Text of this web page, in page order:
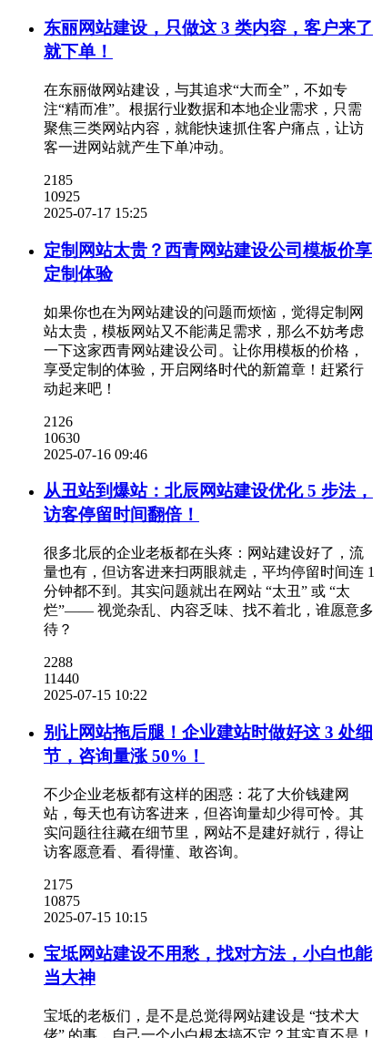
东丽网站建设，只做这 3 类内容，客户来了
就下单​！
在东丽做网站建设，与其追求“大而全”，不如专
注“精而准”。根据行业数据和本地企业需求，只需
聚焦三类网站内容，就能快速抓住客户痛点，让访
客一进网站就产生下单冲动。
2185
10925
2025-07-17 15:25
定制网站太贵？西青网站建设公司模板价享
定制体验
如果你也在为网站建设的问题而烦恼，觉得定制网
站太贵，模板网站又不能满足需求，那么不妨考虑
一下这家西青网站建设公司。让你用模板的价格，
享受定制的体验，开启网络时代的新篇章！赶紧行
动起来吧！
2126
10630
2025-07-16 09:46
从丑站到爆站：北辰网站建设优化 5 步法，
访客停留时间翻倍​！
很多北辰的企业老板都在头疼：网站建设好了，流
量也有，但访客进来扫两眼就走，平均停留时间连 1
分钟都不到。其实问题就出在网站 “太丑” 或 “太
烂”—— 视觉杂乱、内容乏味、找不着北，谁愿意多
待？
2288
11440
2025-07-15 10:22
别让网站拖后腿！企业建站时做好这 3 处细
节，咨询量涨 50%​！
不少企业老板都有这样的困惑：花了大价钱建网
站，每天也有访客进来，但咨询量却少得可怜。其
实问题往往藏在细节里，网站不是建好就行，得让
访客愿意看、看得懂、敢咨询。
2175
10875
2025-07-15 10:15
宝坻网站建设不用愁，找对方法，小白也能
当大神
宝坻的老板们，是不是总觉得网站建设是 “技术大
佬” 的事，自己一个小白根本搞不定？其实真不是！